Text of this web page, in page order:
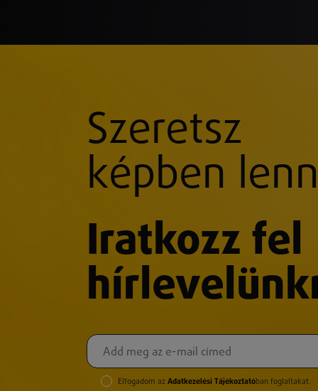
Szeretsz
képben
Iratkozz fel
Elfogadom az Adatkezelési Tájékoztatóban foglaltakat.